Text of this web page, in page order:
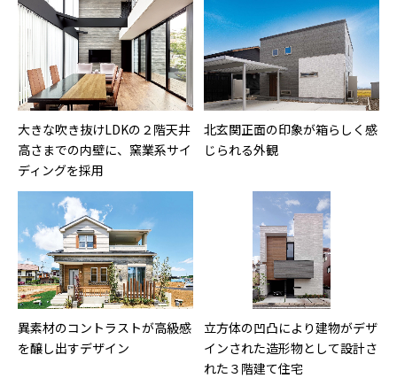
大きな吹き抜けLDKの２階天井
高さまでの内壁に、窯業系サイ
ディングを採用
北玄関正面の印象が箱らしく感
じられる外観
異素材のコントラストが高級感
を醸し出すデザイン
立方体の凹凸により建物がデザ
インされた造形物として設計さ
れた３階建て住宅